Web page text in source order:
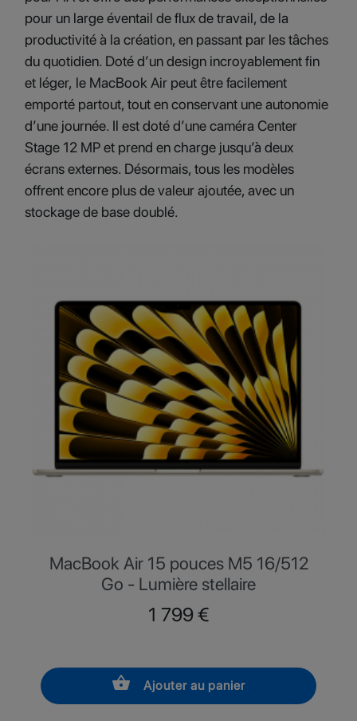
pour un large éventail de flux de travail, de la
productivité à la création, en passant par les tâches
du quotidien. Doté d’un design incroyablement fin
et léger, le MacBook Air peut être facilement
emporté partout, tout en conservant une autonomie
d’une journée. Il est doté d’une caméra Center
Stage 12 MP et prend en charge jusqu’à deux
écrans externes. Désormais, tous les modèles
offrent encore plus de valeur ajoutée, avec un
stockage de base doublé.
MacBook Air 15 pouces M5 16/512
Go - Lumière stellaire
Prix
1 799 €
shopping_basket Ajouter au panier